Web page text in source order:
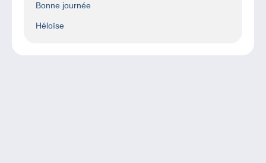
Bonne journée
Héloïse